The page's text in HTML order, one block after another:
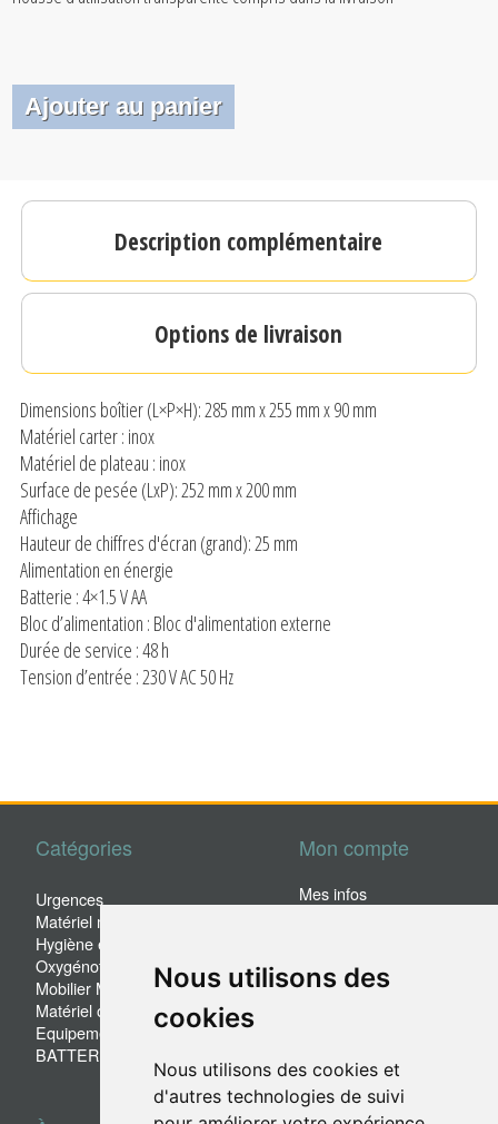
Nous utilisons des
cookies
Nous utilisons des cookies et
d'autres technologies de suivi
Description complémentaire
Options de livraison
Dimensions boîtier (L×P×H): 285 mm x 255 mm x 90 mm
Matériel carter : inox
Matériel de plateau : inox
Surface de pesée (LxP): 252 mm x 200 mm
Affichage
Hauteur de chiffres d'écran (grand): 25 mm
Alimentation en énergie
Batterie : 4×1.5 V AA
Bloc d’alimentation : Bloc d'alimentation externe
Durée de service : 48 h
Tension d’entrée : 230 V AC 50 Hz
Catégories
Urgences
Matériel médical
Hygiène et sécurité
Oxygénothérapie
Mobilier Médical et hospitalier
Matériel occasion
Equipement de pesée
BATTERIE
Mon compte
Mes infos